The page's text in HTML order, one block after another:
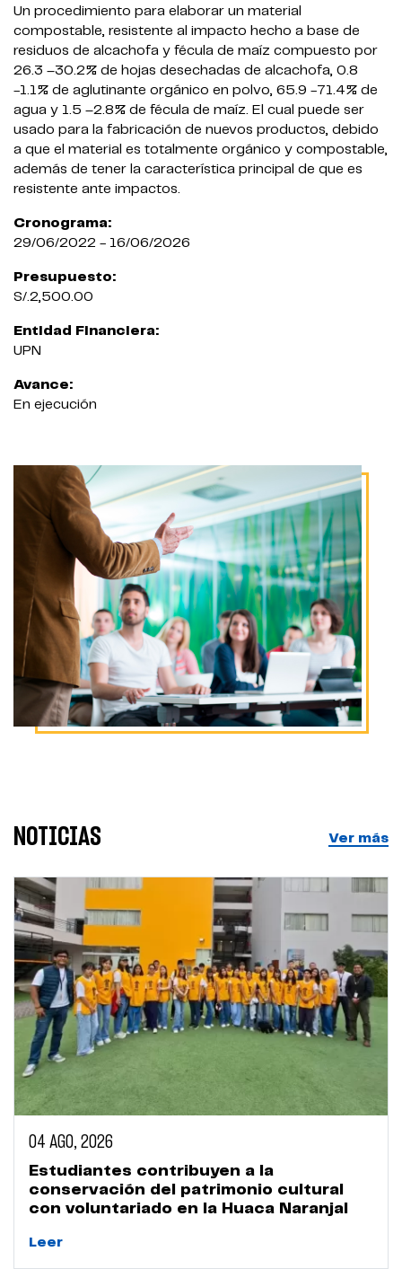
Un procedimiento para elaborar un material
compostable, resistente al impacto hecho a base de
residuos de alcachofa y fécula de maíz compuesto por
26.3 –30.2% de hojas desechadas de alcachofa, 0.8
-1.1% de aglutinante orgánico en polvo, 65.9 -71.4% de
agua y 1.5 –2.8% de fécula de maíz. El cual puede ser
usado para la fabricación de nuevos productos, debido
a que el material es totalmente orgánico y compostable,
además de tener la característica principal de que es
resistente ante impactos.
Cronograma:
29/06/2022 - 16/06/2026
Presupuesto:
S/.2,500.00
Entidad Financiera:
UPN
Avance:
En ejecución
NOTICIAS Ver más
04 AGO, 2026
Estudiantes contribuyen a la
conservación del patrimonio cultural
con voluntariado en la Huaca Naranjal
Leer